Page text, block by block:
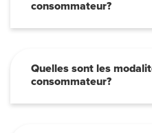
consommateur?
Quelles sont les
consommateur?